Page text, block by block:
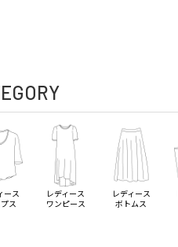
ース
ス
レディース
ワンピース
レディース
ボトムス